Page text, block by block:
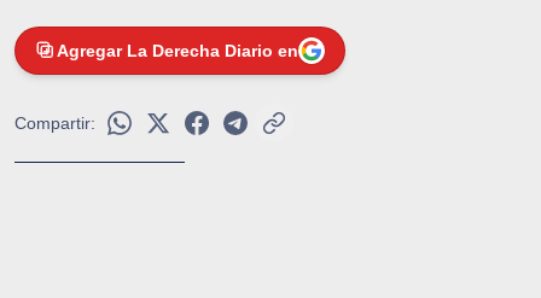
Agregar La Derecha Diario en
Compartir: